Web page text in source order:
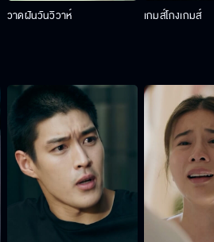
วาดฝันวันวิวาห์ เกมส์โกงเกมส์